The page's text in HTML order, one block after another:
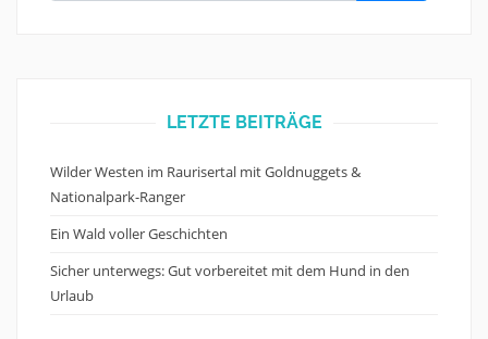
LETZTE BEITRÄGE
Wilder Westen im Raurisertal mit Goldnuggets &
Nationalpark-Ranger
Ein Wald voller Geschichten
Sicher unterwegs: Gut vorbereitet mit dem Hund in den
Urlaub